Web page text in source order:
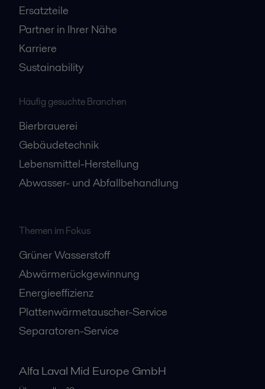
Ersatzteile
Partner in Ihrer Nähe
Karriere
Sustainability
Häufig gesuchte Branchen
Bierbrauerei
Gebäudetechnik
Lebensmittel-Herstellung
Abwasser- und Abfallbehandlung
Themen im Fokus
Grüner Wasserstoff
Abwärmerückgewinnung
Energieeffizienz
Plattenwärmetauscher-Service
Separatoren-Service
Alfa Laval Mid Europe GmbH